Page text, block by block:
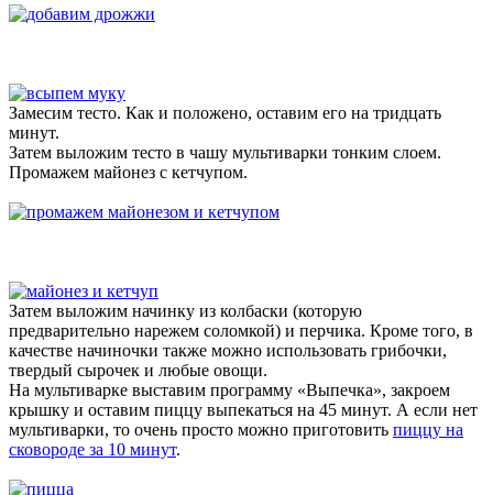
Замесим тесто. Как и положено, оставим его на тридцать
минут.
Затем выложим тесто в чашу мультиварки тонким слоем.
Промажем майонез с кетчупом.
Затем выложим начинку из колбаски (которую
предварительно нарежем соломкой) и перчика. Кроме того, в
качестве начиночки также можно использовать грибочки,
твердый сырочек и любые овощи.
На мультиварке выставим программу «Выпечка», закроем
крышку и оставим пиццу выпекаться на 45 минут. А если нет
мультиварки, то очень просто можно приготовить пиццу на
сковороде за 10 минут.